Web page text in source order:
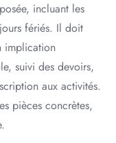
incluant les
fériés. Il doit
implication
suivi des devoirs,
aux activités.
pièces concrètes,